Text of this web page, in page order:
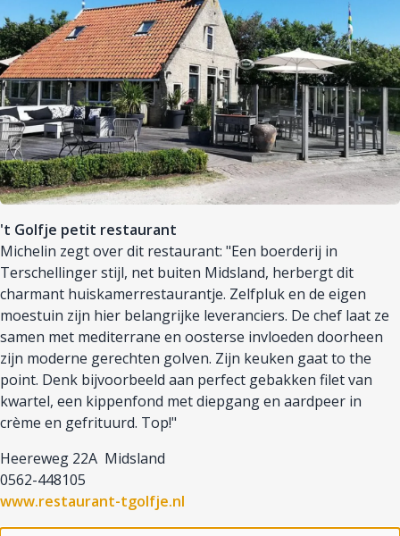
't Golfje petit restaurant
Michelin zegt over dit restaurant: "Een boerderij in
Terschellinger stijl, net buiten Midsland, herbergt dit
charmant huiskamerrestaurantje. Zelfpluk en de eigen
moestuin zijn hier belangrijke leveranciers. De chef laat ze
samen met mediterrane en oosterse invloeden doorheen
zijn moderne gerechten golven. Zijn keuken gaat to the
point. Denk bijvoorbeeld aan perfect gebakken filet van
kwartel, een kippenfond met diepgang en aardpeer in
crème en gefrituurd. Top!"
Heereweg 22A Midsland
0562-448105
www.restaurant-tgolfje.nl